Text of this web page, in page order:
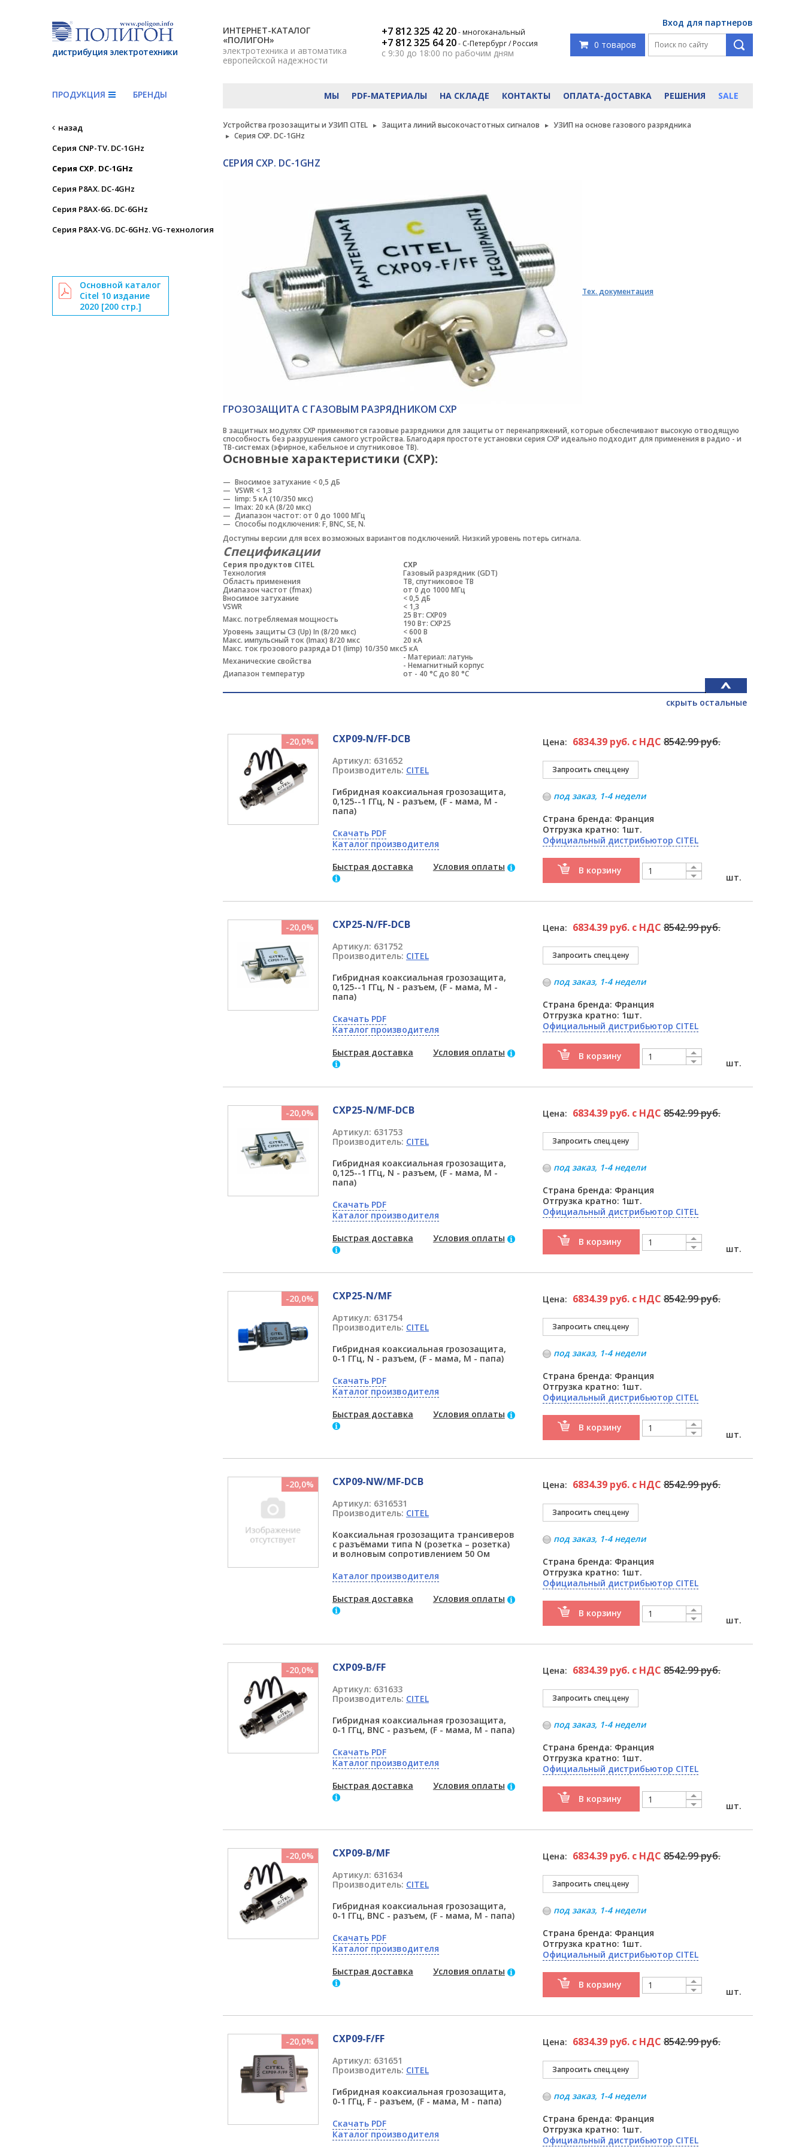
дистрибуция электротехники
ИНТЕРНЕТ-КАТАЛОГ
«ПОЛИГОН»
электротехника и автоматика
европейской надежности
+7 812 325 42 20- многоканальный
+7 812 325 64 20- С-Петербург / Россия
с 9:30 до 18:00 по рабочим дням
Вход для партнеров
0 товаров
ПРОДУКЦИЯ БРЕНДЫ МЫ PDF-МАТЕРИАЛЫ НА СКЛАДЕ КОНТАКТЫ ОПЛАТА-ДОСТАВКА РЕШЕНИЯ SALE
назад
Серия CNP-TV. DC-1GHz
Серия CXP. DC-1GHz
Серия P8AX. DC-4GHz
Серия P8AX-6G. DC-6GHz
Серия P8AX-VG. DC-6GHz. VG-технология
Основной каталог
Citel 10 издание
2020 [200 стр.]
Устройства грозозащиты и УЗИП CITEL Защита линий высокочастотных сигналов
УЗИП на основе газового разрядника
Серия CXP. DC-1GHz
СЕРИЯ CXP. DC-1GHZ
скрыть остальные
Тех. документация
ГРОЗОЗАЩИТА С ГАЗОВЫМ РАЗРЯДНИКОМ CXP
В защитных модулях СХР применяются газовые разрядники для защиты от перенапряжений, которые обеспечивают высокую отводящую
способность без разрушения самого устройства. Благодаря простоте установки серия СХР идеально подходит для применения в радио - и
ТВ-системах (эфирное, кабельное и спутниковое ТВ).
Основные характеристики (СХР):
Вносимое затухание < 0,5 дБ
VSWR < 1,3
Iimp: 5 кA (10/350 мкс)
Imax: 20 кA (8/20 мкс)
Диапазон частот: от 0 до 1000 МГц
Способы подключения: F, BNC, SE, N.
Доступны версии для всех возможных вариантов подключений. Низкий уровень потерь сигнала.
Спецификации
Серия продуктов CITEL
CXP
Технология
Газовый разрядник (GDT)
Область применения
ТВ, спутниковое ТВ
Диапазон частот (fmax)
от 0 до 1000 МГц
Вносимое затухание
< 0,5 дБ
VSWR
< 1,3
Макс. потребляемая мощность
25 Вт: CXP09
190 Вт: CXP25
Уровень защиты С3 (Up) In (8/20 мкс)
< 600 В
Макс. импульсный ток (Imax) 8/20 мкс
20 кA
Макс. ток грозового разряда D1 (Iimp) 10/350 мкс5 кА
Механические свойства
- Материал: латунь
- Немагнитный корпус
Диапазон температур
от - 40 °C до 80 °C
-20,0% CXP09-N/FF-DCB
Артикул: 631652
Производитель: CITEL
Гибридная коаксиальная грозозащита,
0,125--1 ГГц, N - разъем, (F - мама, M -
папа)
Скачать PDF
Каталог производителя
Быстрая доставка
Условия оплаты
Цена: 6834.39 руб. с НДС8542.99 руб.
под заказ, 1-4 недели
Страна бренда: Франция
Отгрузка кратно: 1шт.
Официальный дистрибьютор CITEL
В корзину
шт.
-20,0% CXP25-N/FF-DCB
Артикул: 631752
Производитель: CITEL
Гибридная коаксиальная грозозащита,
0,125--1 ГГц, N - разъем, (F - мама, M -
папа)
Скачать PDF
Каталог производителя
Быстрая доставка
Условия оплаты
Цена: 6834.39 руб. с НДС8542.99 руб.
под заказ, 1-4 недели
Страна бренда: Франция
Отгрузка кратно: 1шт.
Официальный дистрибьютор CITEL
В корзину
шт.
-20,0% CXP25-N/MF-DCB
Артикул: 631753
Производитель: CITEL
Гибридная коаксиальная грозозащита,
0,125--1 ГГц, N - разъем, (F - мама, M -
папа)
Скачать PDF
Каталог производителя
Быстрая доставка
Условия оплаты
Цена: 6834.39 руб. с НДС8542.99 руб.
под заказ, 1-4 недели
Страна бренда: Франция
Отгрузка кратно: 1шт.
Официальный дистрибьютор CITEL
В корзину
шт.
-20,0% CXP25-N/MF
Артикул: 631754
Производитель: CITEL
Гибридная коаксиальная грозозащита,
0-1 ГГц, N - разъем, (F - мама, M - папа)
Скачать PDF
Каталог производителя
Быстрая доставка
Условия оплаты
Цена: 6834.39 руб. с НДС8542.99 руб.
под заказ, 1-4 недели
Страна бренда: Франция
Отгрузка кратно: 1шт.
Официальный дистрибьютор CITEL
В корзину
шт.
-20,0% CXP09-NW/MF-DCB
Артикул: 6316531
Производитель: CITEL
Коаксиальная грозозащита трансиверов
с разъёмами типа N (розетка – розетка)
и волновым сопротивлением 50 Ом
Каталог производителя
Быстрая доставка
Условия оплаты
Цена: 6834.39 руб. с НДС8542.99 руб.
под заказ, 1-4 недели
Страна бренда: Франция
Отгрузка кратно: 1шт.
Официальный дистрибьютор CITEL
В корзину
шт.
-20,0% CXP09-B/FF
Артикул: 631633
Производитель: CITEL
Гибридная коаксиальная грозозащита,
0-1 ГГц, BNC - разъем, (F - мама, M - папа)
Скачать PDF
Каталог производителя
Быстрая доставка
Условия оплаты
Цена: 6834.39 руб. с НДС8542.99 руб.
под заказ, 1-4 недели
Страна бренда: Франция
Отгрузка кратно: 1шт.
Официальный дистрибьютор CITEL
В корзину
шт.
-20,0% CXP09-B/MF
Артикул: 631634
Производитель: CITEL
Гибридная коаксиальная грозозащита,
0-1 ГГц, BNC - разъем, (F - мама, M - папа)
Скачать PDF
Каталог производителя
Быстрая доставка
Условия оплаты
Цена: 6834.39 руб. с НДС8542.99 руб.
под заказ, 1-4 недели
Страна бренда: Франция
Отгрузка кратно: 1шт.
Официальный дистрибьютор CITEL
В корзину
шт.
-20,0% CXP09-F/FF
Артикул: 631651
Производитель: CITEL
Гибридная коаксиальная грозозащита,
0-1 ГГц, F - разъем, (F - мама, M - папа)
Скачать PDF
Каталог производителя
Цена: 6834.39 руб. с НДС8542.99 руб.
под заказ, 1-4 недели
Страна бренда: Франция
Отгрузка кратно: 1шт.
Официальный дистрибьютор CITEL